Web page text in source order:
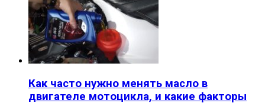
Как часто нужно менять масло в
двигателе мотоцикла, и какие факторы